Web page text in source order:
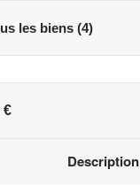
les biens (4)
€
Description